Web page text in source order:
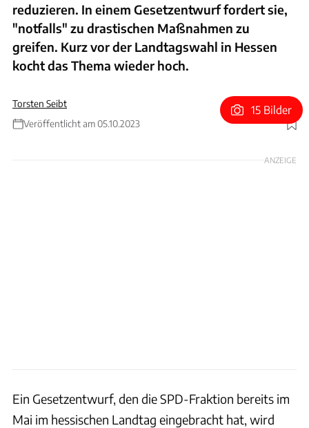
reduzieren. In einem Gesetzentwurf fordert sie,
"notfalls" zu drastischen Maßnahmen zu
greifen. Kurz vor der Landtagswahl in Hessen
kocht das Thema wieder hoch.
Torsten Seibt
Veröffentlicht am 05.10.2023
Foto: simonkr via GEtty Images
15 Bilder
ANZEIGE
Ein Gesetzentwurf, den die SPD-Fraktion bereits im
Mai im hessischen Landtag eingebracht hat, wird